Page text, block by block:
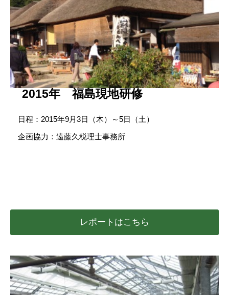
2015年 福島現地研修
日程：2015年9月3日（木）～5日（土）
企画協力：遠藤久税理士事務所
レポートはこちら